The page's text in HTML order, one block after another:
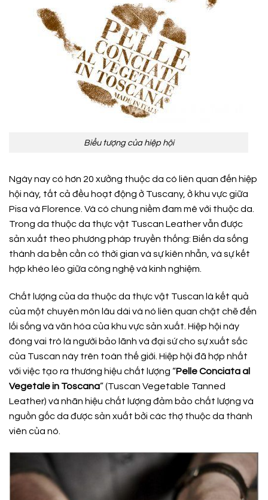
Biểu tượng của hiệp hội
Ngày nay có hơn 20 xưởng thuộc da có liên quan đến hiệp
hội này, tất cả đều hoạt động ở Tuscany, ở khu vực giữa
Pisa và Florence. Và có chung niềm đam mê với thuộc da.
Trong da thuộc da thực vật Tuscan Leather vẫn được
sản xuất theo phương pháp truyền thống: Biến da sống
thành da bền cần có thời gian và sự kiên nhẫn, và sự kết
hợp khéo léo giữa công nghệ và kinh nghiệm.
Chất lượng của da thuộc da thực vật Tuscan là kết quả
của một chuyên môn lâu dài và nó liên quan chặt chẽ đến
lối sống và văn hóa của khu vực sản xuất. Hiệp hội này
đóng vai trò là người bảo lãnh và đại sứ cho sự xuất sắc
của Tuscan này trên toàn thế giới. Hiệp hội đã hợp nhất
với việc tạo ra thương hiệu chất lượng “Pelle Conciata al
Vegetale in Toscana” (Tuscan Vegetable Tanned
Leather) và nhãn hiệu chất lượng đảm bảo chất lượng và
nguồn gốc da được sản xuất bởi các thợ thuộc da thành
viên của nó.